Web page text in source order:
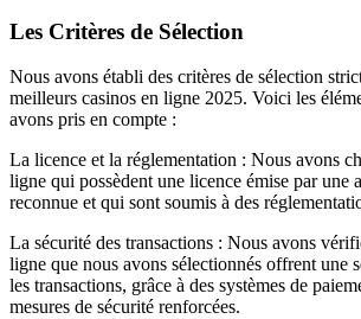
Les Critères de Sélection
Nous avons établi des critères de sélection
meilleurs casinos en ligne 2025. Voici les
avons pris en compte :
La licence et la réglementation : Nous avons
ligne qui possèdent une licence émise par une
reconnue et qui sont soumis à des
La sécurité des transactions : Nous avons
ligne que nous avons sélectionnés offrent une
les transactions, grâce à des systèmes de
mesures de sécurité renforcées.